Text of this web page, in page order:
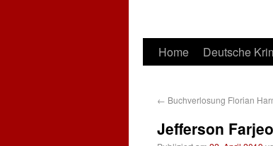
Home Deutsche
← Buchverlosung Florian
Jefferson